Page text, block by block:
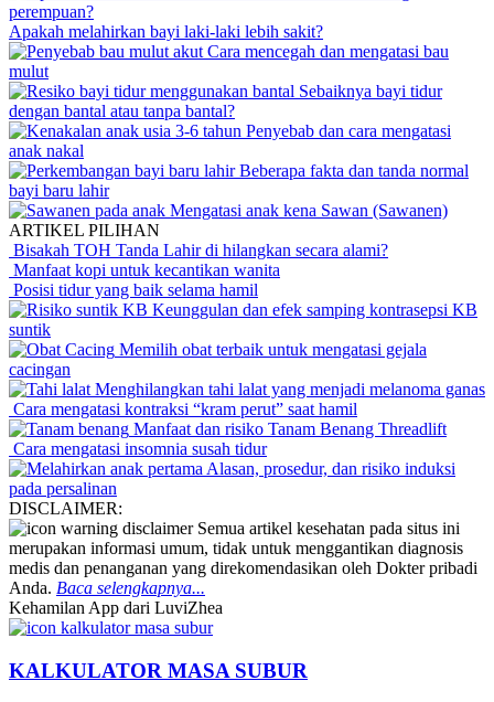
Apakah melahirkan bayi laki-laki lebih sakit?
Cara mencegah dan mengatasi bau
mulut
Sebaiknya bayi tidur
dengan bantal atau tanpa bantal?
Penyebab dan cara mengatasi
anak nakal
Beberapa fakta dan tanda normal
bayi baru lahir
Mengatasi anak kena Sawan (Sawanen)
ARTIKEL PILIHAN
Bisakah TOH Tanda Lahir di hilangkan secara alami?
Manfaat kopi untuk kecantikan wanita
Posisi tidur yang baik selama hamil
Keunggulan dan efek samping kontrasepsi KB
suntik
Memilih obat terbaik untuk mengatasi gejala
cacingan
Menghilangkan tahi lalat yang menjadi melanoma ganas
Cara mengatasi kontraksi “kram perut” saat hamil
Manfaat dan risiko Tanam Benang Threadlift
Cara mengatasi insomnia susah tidur
Alasan, prosedur, dan risiko induksi
pada persalinan
DISCLAIMER:
Semua artikel kesehatan pada situs ini
merupakan informasi umum, tidak untuk menggantikan diagnosis
medis dan penanganan yang direkomendasikan oleh Dokter pribadi
Anda. Baca selengkapnya...
Kehamilan App dari LuviZhea
KALKULATOR MASA SUBUR